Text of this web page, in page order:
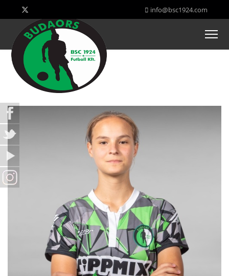
info@bsc1924.com